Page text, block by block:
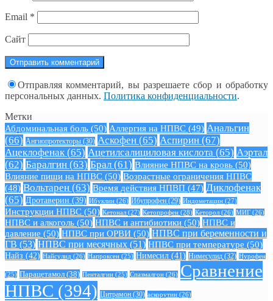
Email *
Сайт
Отправляя комментарий, вы разрешаете сбор и обработку
персональных данных. Политика конфиденциальности.
Метки
Абдоминальная боль (50) Аллергия на НПВС (49) Анальгин
(66) Ангиопротекторы (30) Аскофен (65) Аспирин (67)
Ацеклофенак (65) Ацетилсалициловая кислота (65) Аэртал
(62) Баралгин (63) Брал (61) Влияние НПВС на кровь (50)
Влияние пищи на НПВС (50) Возрастные ограничения НПВС
(48) Вольтарен (63) Время действия НПВП (47) Диклофенак
(65) Дротаверин (39) Ибуклин (26) Ибупрофен (29) Индометацин (27)
Инструкции НПВС (50) Кетонал (27) Кетопрофен (28) Кеторол (26) МИГ (26)
НПВС и алкоголь (50) НПВС и антибиотики (50) НПВС и
давление (50) НПВС при ОРВИ (50) НПВС при беременности и
ГВ (53) НПВС при месячных (51) НПВС при температуре (50)
Найз (42) Найсулид (26) Напроксен (25) Нимесил (41) Нимесулид (32) Нурофен
(25) Парацетамол (38) Пенталгин (25) Спазмалгон (26) Сравнение
НПВС (394) Цитрамон (30) аскорутин (26)